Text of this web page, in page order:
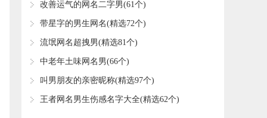
​改善运气的网名二字男(61个)
​带星字的男生网名(精选72个)
​流氓网名超拽男(精选81个)
​中老年土味网名男(66个)
​叫男朋友的亲密昵称(精选97个)
​王者网名男生伤感名字大全(精选62个)